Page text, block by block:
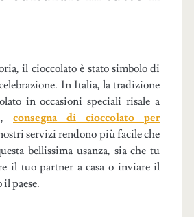
il cioccolato è stato simbolo di
In Italia, la tradizione
in occasioni speciali risale a
consegna di cioccolato per
servizi rendono più facile che
bellissima usanza, sia che tu
il tuo partner a casa o inviare il
paese.